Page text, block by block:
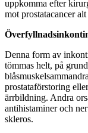
uppkomma efter
mot prostatacancer
Denna form av
tömmas helt, på
prostataförstoring
ärrbildning. Andra
antihistaminer och
skleros.